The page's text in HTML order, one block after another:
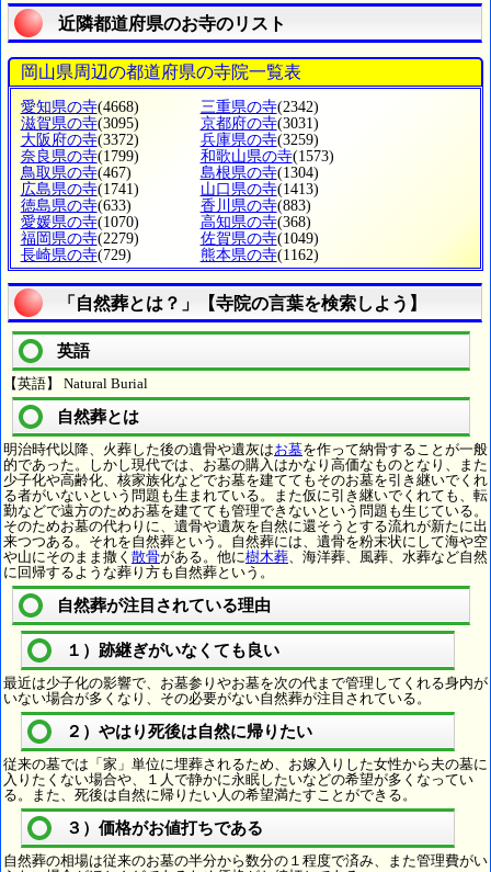
近隣都道府県のお寺のリスト
岡山県周辺の都道府県の寺院一覧表
愛知県の寺(4668) 三重県の寺(2342)
滋賀県の寺(3095) 京都府の寺(3031)
大阪府の寺(3372) 兵庫県の寺(3259)
奈良県の寺(1799) 和歌山県の寺(1573)
鳥取県の寺(467) 島根県の寺(1304)
広島県の寺(1741) 山口県の寺(1413)
徳島県の寺(633) 香川県の寺(883)
愛媛県の寺(1070) 高知県の寺(368)
福岡県の寺(2279) 佐賀県の寺(1049)
長崎県の寺(729) 熊本県の寺(1162)
「自然葬とは？」【寺院の言葉を検索しよう】
英語
【英語】 Natural Burial
自然葬とは
明治時代以降、火葬した後の遺骨や遺灰はお墓を作って納骨することが一般
的であった。しかし現代では、お墓の購入はかなり高価なものとなり、また
少子化や高齢化、核家族化などでお墓を建ててもそのお墓を引き継いでくれ
る者がいないという問題も生まれている。また仮に引き継いでくれても、転
勤などで遠方のためお墓を建てても管理できないという問題も生じている。
そのためお墓の代わりに、遺骨や遺灰を自然に還そうとする流れが新たに出
来つつある。それを自然葬という。自然葬には、遺骨を粉末状にして海や空
や山にそのまま撒く 散骨がある。他に樹木葬 、海洋葬、風葬、水葬など自然
に回帰するような葬り方も自然葬という。
自然葬が注目されている理由
１）跡継ぎがいなくても良い
最近は少子化の影響で、お墓参りやお墓を次の代まで管理してくれる身内が
いない場合が多くなり、その必要がない自然葬が注目されている。
２）やはり死後は自然に帰りたい
従来の墓では「家」単位に埋葬されるため、お嫁入りした女性から夫の墓に
入りたくない場合や、１人で静かに永眠したいなどの希望が多くなってい
る。また、死後は自然に帰りたい人の希望満たすことができる。
３）価格がお値打ちである
自然葬の相場は従来のお墓の半分から数分の１程度で済み、また管理費がい